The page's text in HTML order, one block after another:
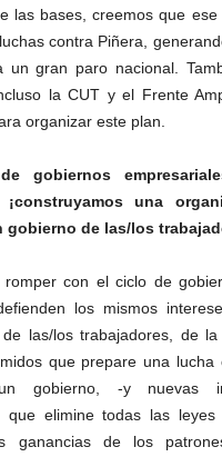
las bases, creemos que
contra Piñera,
un gran paro nacional.
la CUT y el Frente
organizar este plan.
gobiernos
¡construyamos una
gobierno de las/los
romper con el ciclo de
los mismos
de las/los trabajadores, de
que prepare una lucha
gobierno, -y nuevas
que elimine todas las
ganancias de los